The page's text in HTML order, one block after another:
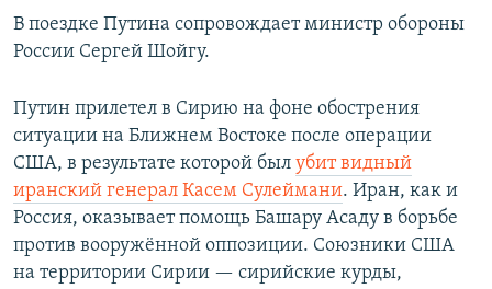
В поездке Путина сопровождает министр обороны
России Сергей Шойгу.
Путин прилетел в Сирию на фоне обострения
ситуации на Ближнем Востоке после операции
США, в результате которой был убит видный
иранский генерал Касем Сулеймани. Иран, как и
Россия, оказывает помощь Башару Асаду в борьбе
против вооружённой оппозиции. Союзники США
на территории Сирии — сирийские курды,